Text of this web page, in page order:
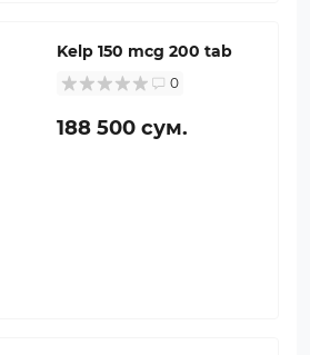
Kelp 150 mcg 200 tab
0
188 500 сум.